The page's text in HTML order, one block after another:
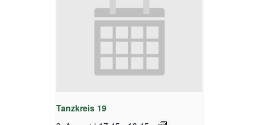
Tanzkreis 19